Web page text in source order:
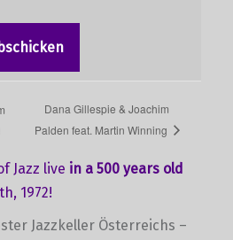
Dana Gillespie & Joachim
Palden feat. Martin Winning
Jazz live in a 500 years old
1972!
Jazzkeller Österreichs –